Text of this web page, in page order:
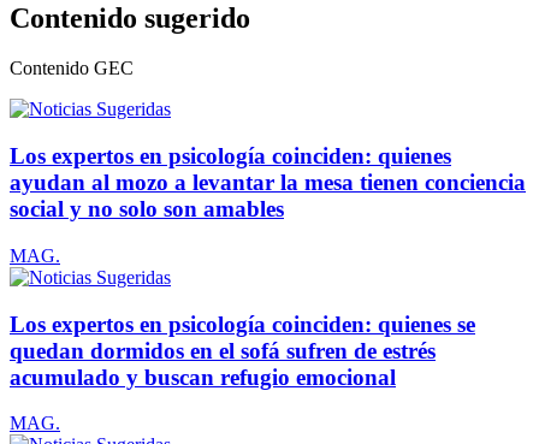
Contenido sugerido
Contenido GEC
Los expertos en psicología coinciden: quienes
ayudan al mozo a levantar la mesa tienen conciencia
social y no solo son amables
MAG.
Los expertos en psicología coinciden: quienes se
quedan dormidos en el sofá sufren de estrés
acumulado y buscan refugio emocional
MAG.